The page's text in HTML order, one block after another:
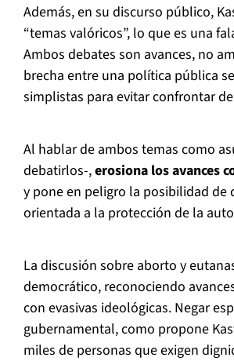
Además, en su discurso público,
“temas valóricos”, lo que es una
Ambos debates son avances, no
brecha entre una política pública
simplistas para evitar confrontar
Al hablar de ambos temas como
debatirlos-,erosiona los avances
y pone en peligro la posibilidad de
orientada a la protección de la
La discusión sobre aborto y
democrático, reconociendo
con evasivas ideológicas. Negar
gubernamental, como propone
miles de personas que exigen